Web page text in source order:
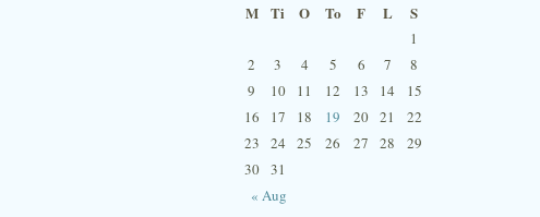
M Ti O To F L S
« Aug
1
2
3 4 5 6 7
8
9
10 11 12 13 14
15
16
17 18 19 20 21
22
23
24 25 26 27 28
29
30 31